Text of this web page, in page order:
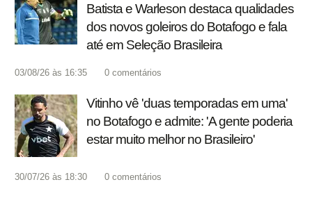
Batista e Warleson destaca qualidades
dos novos goleiros do Botafogo e fala
até em Seleção Brasileira
03/08/26 às 16:35 0 comentários
Vitinho vê 'duas temporadas em uma'
no Botafogo e admite: 'A gente poderia
estar muito melhor no Brasileiro'
30/07/26 às 18:30 0 comentários